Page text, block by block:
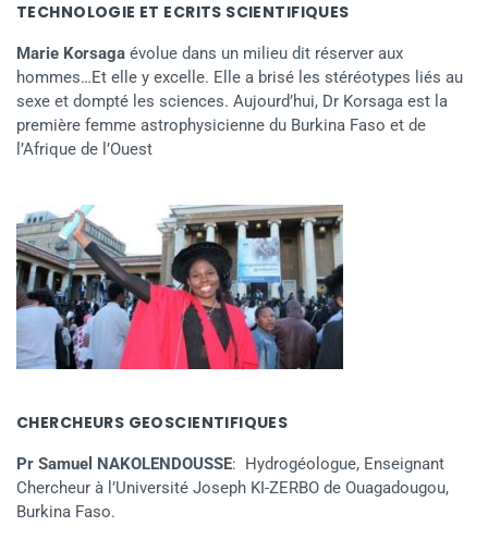
TECHNOLOGIE ET ECRITS SCIENTIFIQUES
Marie Korsaga évolue dans un milieu dit réserver aux
hommes…Et elle y excelle. Elle a brisé les stéréotypes liés au
sexe et dompté les sciences. Aujourd’hui, Dr Korsaga est la
première femme astrophysicienne du Burkina Faso et de
l’Afrique de l’Ouest
CHERCHEURS GEOSCIENTIFIQUES
Pr Samuel NAKOLENDOUSSE: Hydrogéologue, Enseignant
Chercheur à l’Université Joseph KI-ZERBO de Ouagadougou,
Burkina Faso.